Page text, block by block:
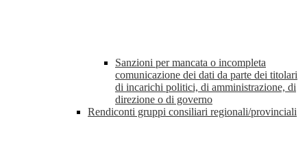
Sanzioni per mancata o incompleta
comunicazione dei dati da parte dei titolari
di incarichi politici, di amministrazione, di
direzione o di governo
Rendiconti gruppi consiliari regionali/provinciali